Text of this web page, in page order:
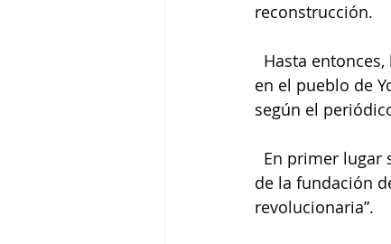
reconstrucción.
Hasta
en el pueblo de
según el
En primer lugar
de la fundación
revolucionaria”.